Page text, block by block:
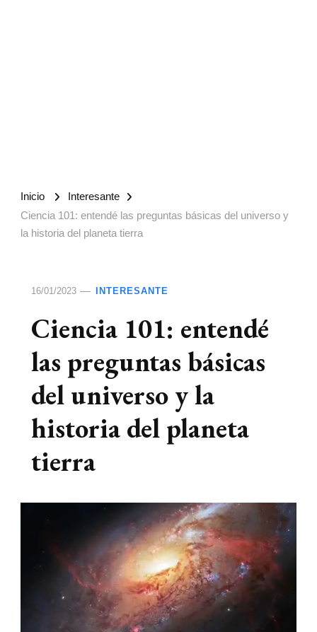
Inicio
Interesante
Ciencia 101: entendé las preguntas básicas del universo y
la historia del planeta tierra
16/01/2023 INTERESANTE
Ciencia 101: entendé
las preguntas básicas
del universo y la
historia del planeta
tierra